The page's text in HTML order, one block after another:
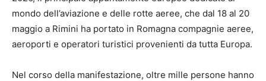
mondo dell’aviazione e delle rotte aeree, che dal 18 al 20
maggio a Rimini ha portato in Romagna compagnie aeree,
aeroporti e operatori turistici provenienti da tutta Europa.
Nel corso della manifestazione, oltre mille persone hanno